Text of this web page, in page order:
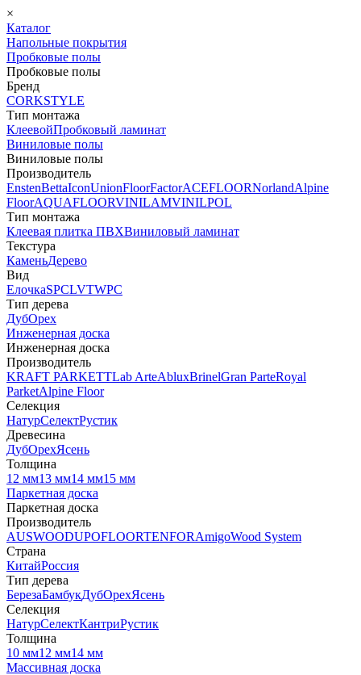
×
Каталог
Напольные покрытия
Пробковые полы
Пробковые полы
Бренд
CORKSTYLE
Тип монтажа
КлеевойПробковый ламинат
Виниловые полы
Виниловые полы
Производитель
EnstenBettaIconUnionFloorFactorACEFLOORNorlandAlpine
FloorAQUAFLOORVINILAMVINILPOL
Тип монтажа
Клеевая плитка ПВХВиниловый ламинат
Текстура
КаменьДерево
Вид
ЕлочкаSPCLVTWPC
Тип дерева
ДубОрех
Инженерная доска
Инженерная доска
Производитель
KRAFT PARKETTLab ArteAbluxBrinelGran ParteRoyal
ParketAlpine Floor
Селекция
НатурСелектРустик
Древесина
ДубОрехЯсень
Толщина
12 мм13 мм14 мм15 мм
Паркетная доска
Паркетная доска
Производитель
AUSWOODUPOFLOORTENFORAmigoWood System
Страна
КитайРоссия
Тип дерева
БерезаБамбукДубОрехЯсень
Селекция
НатурСелектКантриРустик
Толщина
10 мм12 мм14 мм
Массивная доска